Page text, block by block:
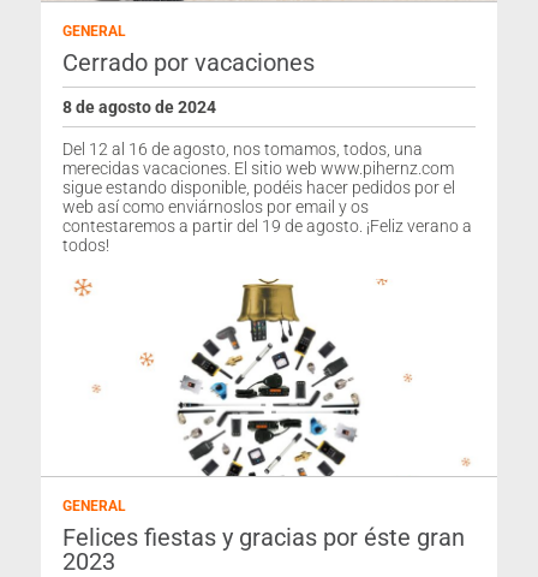
GENERAL
Cerrado por vacaciones
8 de agosto de 2024
Del 12 al 16 de agosto, nos tomamos, todos, una
merecidas vacaciones. El sitio web www.pihernz.com
sigue estando disponible, podéis hacer pedidos por el
web así como enviárnoslos por email y os
contestaremos a partir del 19 de agosto. ¡Feliz verano a
todos!
GENERAL
Felices fiestas y gracias por éste gran
2023